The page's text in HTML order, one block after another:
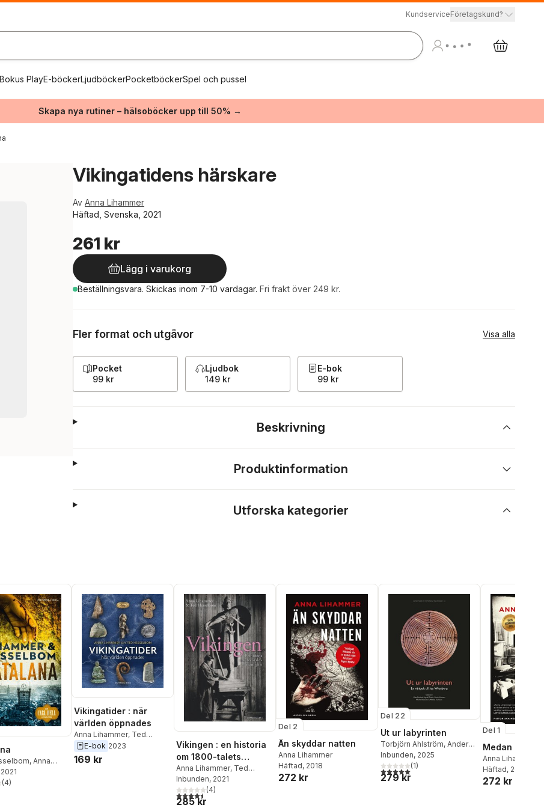
KundserviceFöretagskund?
Bokus PlayE-böckerLjudböckerPocketböckerSpel och pussel
Skapa nya rutiner – hälsoböcker upp till 50% →
Vikingatidens härskare
Av Anna Lihammer
Häftad, Svenska, 2021
261 kr
Lägg i varukorg
Beställningsvara. Skickas inom 7-10 vardagar. Fri frakt över 249 kr.
Fler format och utgåvor Visa alla
Pocket
99 kr
Ljudbok
149 kr
E-bok
99 kr
Beskrivning
Produktinformation
Utforska kategorier
, Anna
2021
stjärnor. Totalt antal röster:
(4)
Vikingatider : när
världen öppnades
Anna Lihammer, Ted
Hesselbom
E-bok 2023
169 kr
Vikingen : en historia
om 1800-talets
manlighet
Anna Lihammer, Ted
Hesselbom
Inbunden, 2021
4,5utav 5 stjärnor. Totalt antal röster:
(4)
285 kr
Del 2
Än skyddar natten
Anna Lihammer
Häftad, 2018
272 kr
Del 22
Ut ur labyrinten
Torbjörn Ahlström, Anders
Andrén,Rainer Atzbach
Ing-Marie Back Danielsson
Herman Bengtsson
Inbunden, 2025
5,0utav 5 stjärnor. Totalt antal röster:
(1)
279 kr
Del 1
Medan
Anna Lihammer
Häftad, 2019
272 kr